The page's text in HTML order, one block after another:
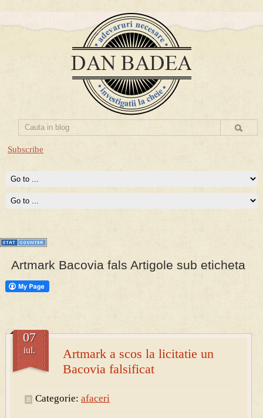
Subscribe
PRESA
Prima mea carte publicata (Nemira)
Averea Presedintelui: prima lucrare despre controversatele
conturi secrete ale Securitatii.
Artmark Bacovia fals Artigole sub eticheta
Artmark a scos la licitatie un
Bacovia falsificat
07
iul.
Categorie: afaceri